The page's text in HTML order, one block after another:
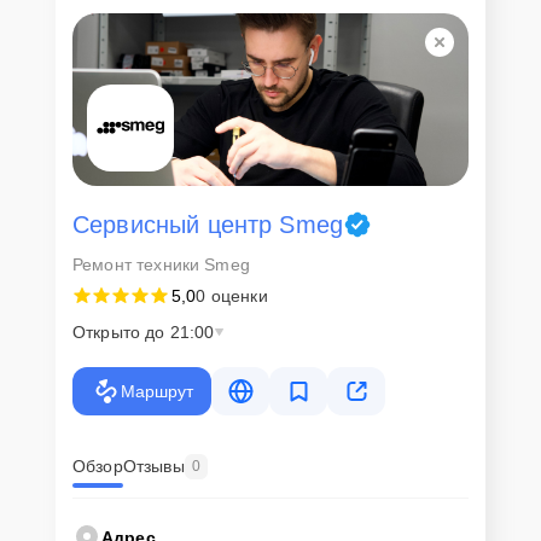
Для всех клиентов действуют демократичные и фиксированные
цены. Конечная стоимость работ обсуждается с клиентом и не в
коем случае не может измениться в процессе работ. Сервис не
навязывает клиентам дополнительные услуги и не
предусматривает скрытые платежи. Рассчитать предварительную
стоимость ремонта можно с помощью нашегоКалькулятора
Скорость диагностики и
ремонта
Наша компания ценит время клиентов и понимает важность
оперативного решения любых вопросов. В среднем, ремонт
клиент сможет забрать свой гаджет в этот же день. При
Внимание! Устройство отправляется на ремонт только после
согласования вариантов запчастей и стоимости ремонта с
изменена в процессе или после завершения работ.
Сервисный центр Smeg
Ремонт техники Smeg
5,00 оценки
Открыто до 21:00
Маршрут
ОбзорОтзывы 0
Адрес